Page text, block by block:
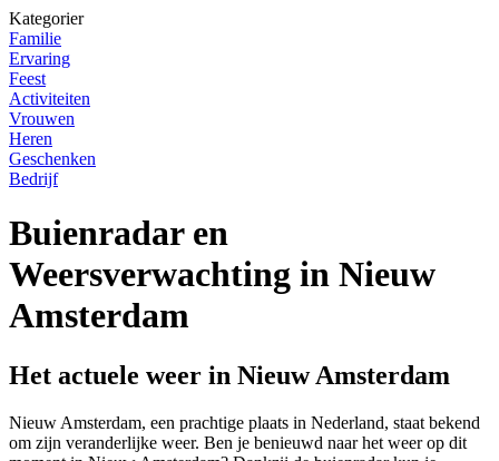
Kategorier
Familie
Ervaring
Feest
Activiteiten
Vrouwen
Heren
Geschenken
Bedrijf
Buienradar en
Weersverwachting in Nieuw
Amsterdam
Het actuele weer in Nieuw Amsterdam
Nieuw Amsterdam, een prachtige plaats in Nederland, staat bekend
om zijn veranderlijke weer. Ben je benieuwd naar het weer op dit